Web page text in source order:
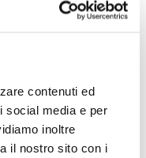
contenuti ed
social media e per
inoltre
il nostro sito con i
IP67, è sempre
mm 400